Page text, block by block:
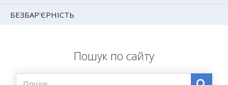
БЕЗБАР'ЄРНІСТЬ
Пошук по сайту